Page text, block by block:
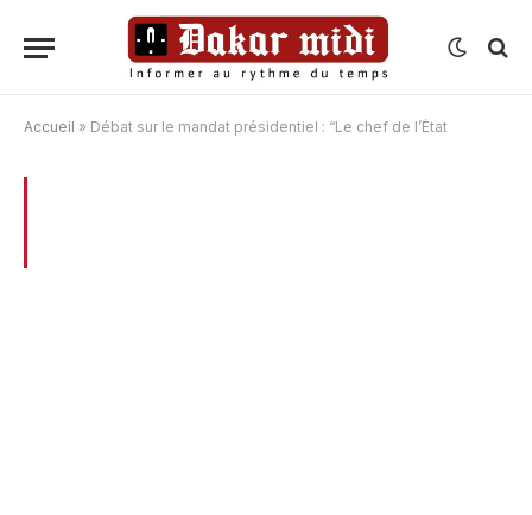
Accueil » Débat sur le mandat présidentiel : “Le chef de l’État